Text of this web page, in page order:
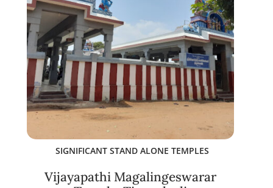
SIGNIFICANT STAND ALONE TEMPLES
Vijayapathi Magalingeswarar